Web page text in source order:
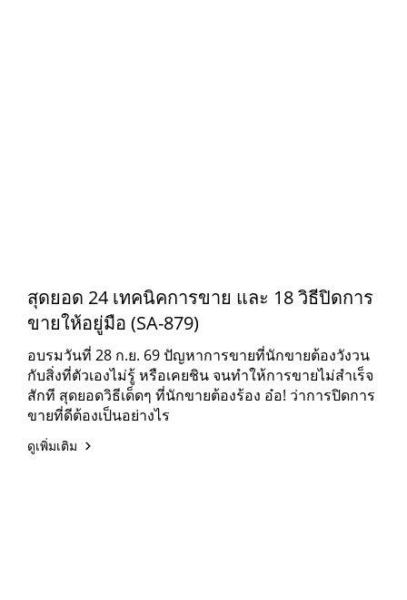
สุดยอด 24 เทคนิคการขาย และ 18 วิธีปิดการ
ขายให้อยู่มือ (SA-879)
อบรมวันที่ 28 ก.ย. 69 ปัญหาการขายที่นักขายต้องวังวน
กับสิ่งที่ตัวเองไม่รู้ หรือเคยชิน จนทำให้การขายไม่สำเร็จ
สักที สุดยอดวิธีเด็ดๆ ที่นักขายต้องร้อง อ๋อ! ว่าการปิดการ
ขายที่ดีต้องเป็นอย่างไร
ดูเพิ่มเติม